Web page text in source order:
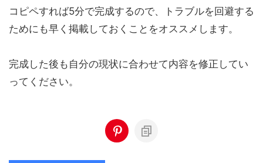
コピペすれば5分で完成するので、トラブルを回避する
ためにも早く掲載しておくことをオススメします。
完成した後も自分の現状に合わせて内容を修正してい
ってください。